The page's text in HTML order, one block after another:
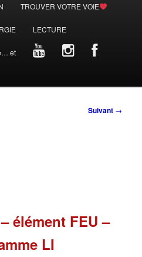
TROUVER VOTRE VOIE
LECTURE
et
Suivant →
élément FEU –
LI